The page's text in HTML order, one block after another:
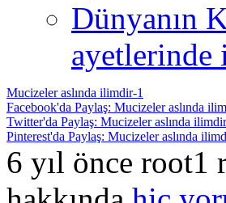
Dünyanın
Mucizeler aslında ilimdir-1
Facebook'da Paylaş: Mucizeler aslında
Twitter'da Paylaş: Mucizeler aslında
Pinterest'da Paylaş: Mucizeler aslında
6 yıl önce root1